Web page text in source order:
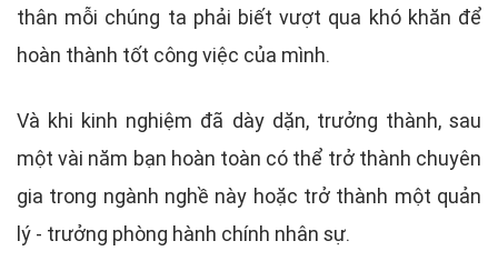
thân mỗi chúng ta phải biết vượt qua khó khăn để
hoàn thành tốt công việc của mình.
Và khi kinh nghiệm đã dày dặn, trưởng thành, sau
một vài năm bạn hoàn toàn có thể trở thành chuyên
gia trong ngành nghề này hoặc trở thành một quản
lý - trưởng phòng hành chính nhân sự.